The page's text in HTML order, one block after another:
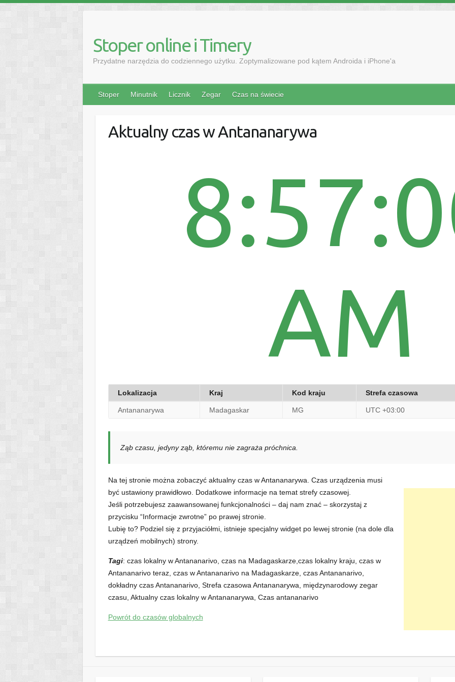
Stoper online i Timery
Przydatne narzędzia do codziennego użytku. Zoptymalizowane pod kątem Androida i iPhone'a
Stoper Minutnik Licznik Zegar Czas na świecie
Aktualny czas w Antananarywa
AM
Lokalizacja Kraj Kod kraju Strefa czasowa
Antananarywa Madagaskar MG UTC +03:00
Ząb czasu, jedyny ząb, któremu nie zagraża próchnica.
Na tej stronie można zobaczyć aktualny czas w Antananarywa. Czas urządzenia musi
być ustawiony prawidłowo. Dodatkowe informacje na temat strefy czasowej.
Jeśli potrzebujesz zaawansowanej funkcjonalności – daj nam znać – skorzystaj z
przycisku “Informacje zwrotne” po prawej stronie.
Lubię to? Podziel się z przyjaciółmi, istnieje specjalny widget po lewej stronie (na dole dla
urządzeń mobilnych) strony.
Tagi: czas lokalny w Antananarivo, czas na Madagaskarze,czas lokalny kraju, czas w
Antananarivo teraz, czas w Antananarivo na Madagaskarze, czas Antananarivo,
dokładny czas Antananarivo, Strefa czasowa Antananarywa, międzynarodowy zegar
czasu, Aktualny czas lokalny w Antananarywa, Czas antananarivo
Powrót do czasów globalnych